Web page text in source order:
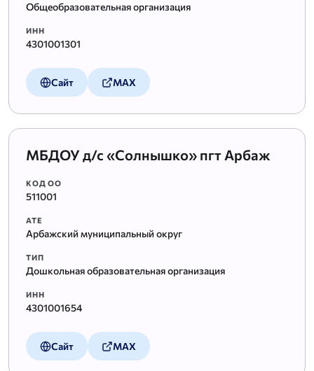
Общеобразовательная организация
ИНН
4301001301
Сайт MAX
МБДОУ д/с «Солнышко» пгт Арбаж
КОД ОО
511001
АТЕ
Арбажский муниципальный округ
ТИП
Дошкольная образовательная организация
ИНН
4301001654
Сайт MAX